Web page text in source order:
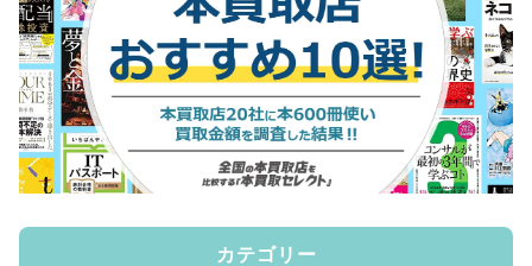
カテゴリー